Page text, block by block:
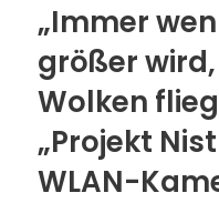
„Immer
größer
Wolken
„Projekt
WLAN-